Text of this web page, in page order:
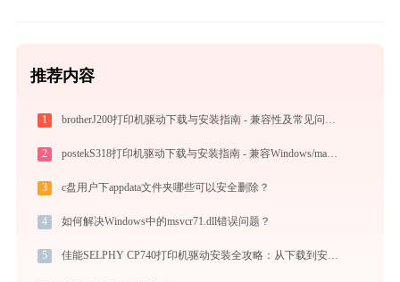
推荐内容
1 brotherJ200打印机驱动下载与安装指南 - 兼容性及常见问题解决
2 postekS318打印机驱动下载与安装指南 - 兼容Windows/macOS
3 c盘用户下appdata文件夹哪些可以安全删除？
4 如何解决Windows中的msvcr71.dll错误问题？
5 佳能SELPHY CP740打印机驱动安装全攻略：从下载到安装完全教程